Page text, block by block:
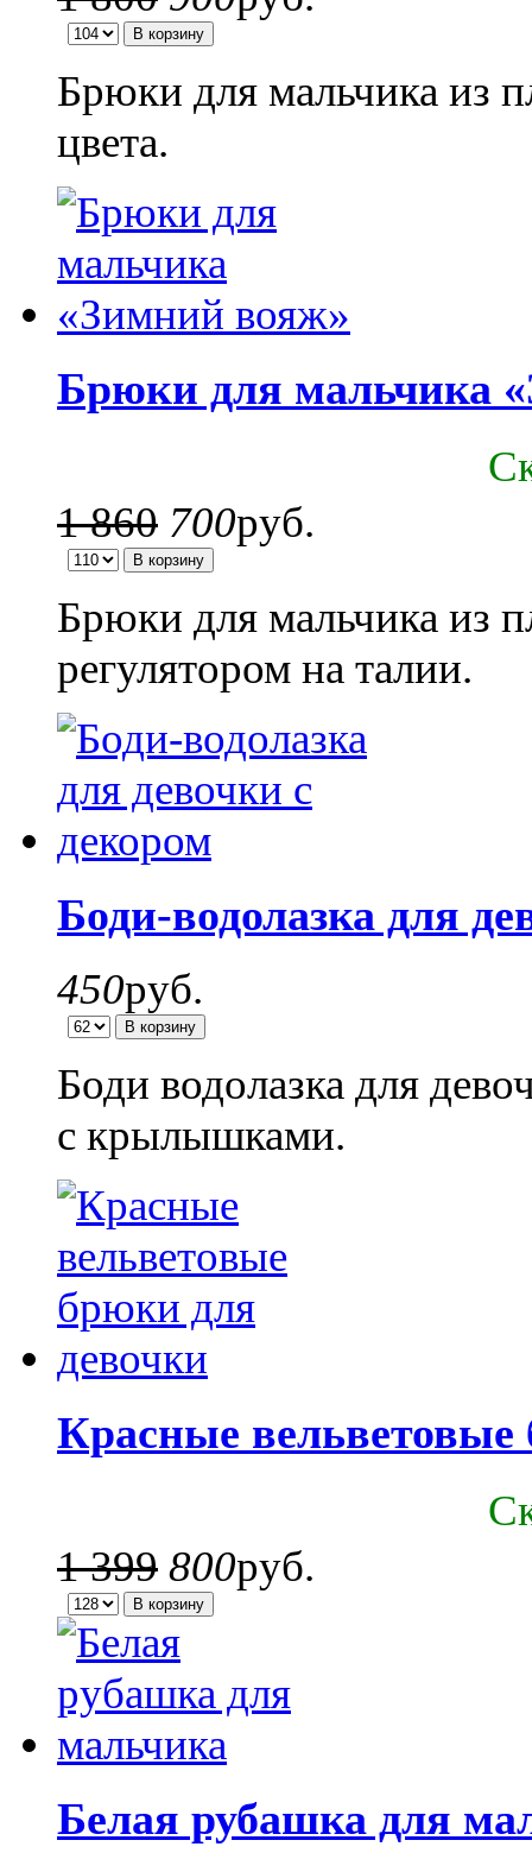
Брюки для мальчика из
цвета.
Брюки для мальчика
1 860 700руб.
Брюки для мальчика из
регулятором на талии.
Боди-водолазка для
450руб.
Боди водолазка для
с крылышками.
Красные
1 399 800руб.
Белая рубашка для